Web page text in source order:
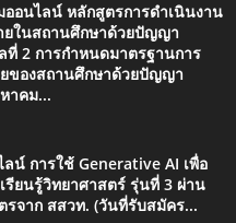
อนไลน์ หลักสูตรการดำเนินงาน
ในสถานศึกษาด้วยปัญญา
ที่ 2 การกำหนดมาตรฐานการ
ของสถานศึกษาด้วยปัญญา
าคม...
น์ การใช้ Generative AI เพื่อ
รียนรู้วิทยาศาสตร์ รุ่นที่ 3 ผ่าน
รจาก สสวท. (วันที่รับสมัคร...